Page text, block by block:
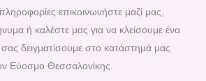
επικοινωνήστε μαζί μας,
ή καλέστε μας για να κλείσουμε ένα
δειγματίσουμε στο κατάστημά μας
Εύοσμο Θεσσαλονίκης.